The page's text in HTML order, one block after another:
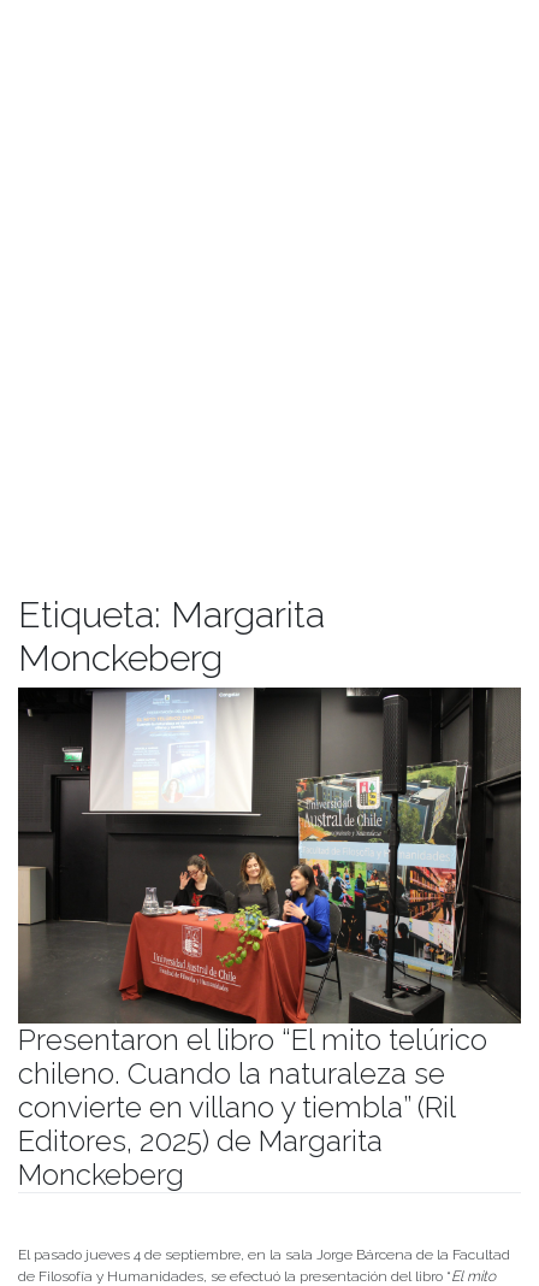
Etiqueta: Margarita
Monckeberg
Presentaron el libro “El mito telúrico
chileno. Cuando la naturaleza se
convierte en villano y tiembla” (Ril
Editores, 2025) de Margarita
Monckeberg
El pasado jueves 4 de septiembre, en la sala Jorge Bárcena de la Facultad
de Filosofía y Humanidades, se efectuó la presentación del libro “El mito